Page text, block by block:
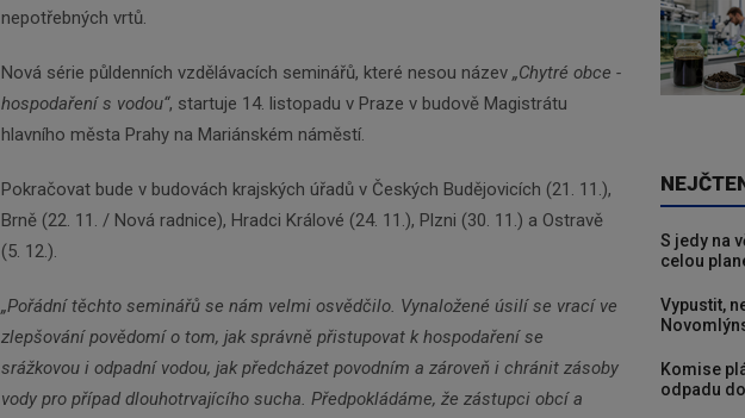
nepotřebných vrtů.
Nová série půldenních vzdělávacích seminářů, které nesou název „Chytré obce -
hospodaření s vodou“, startuje 14. listopadu v Praze v budově Magistrátu
hlavního města Prahy na Mariánském náměstí.
Pokračovat bude v budovách krajských úřadů v Českých Budějovicích (21. 11.),
Brně (22. 11. / Nová radnice), Hradci Králové (24. 11.), Plzni (30. 11.) a Ostravě
(5. 12.).
„Pořádní těchto seminářů se nám velmi osvědčilo. Vynaložené úsilí se vrací ve
zlepšování povědomí o tom, jak správně přistupovat k hospodaření se
srážkovou i odpadní vodou, jak předcházet povodním a zároveň i chránit zásoby
vody pro případ dlouhotrvajícího sucha. Předpokládáme, že zástupci obcí a
S jedy na
celou
Vypustit,
Komise
odpadu do